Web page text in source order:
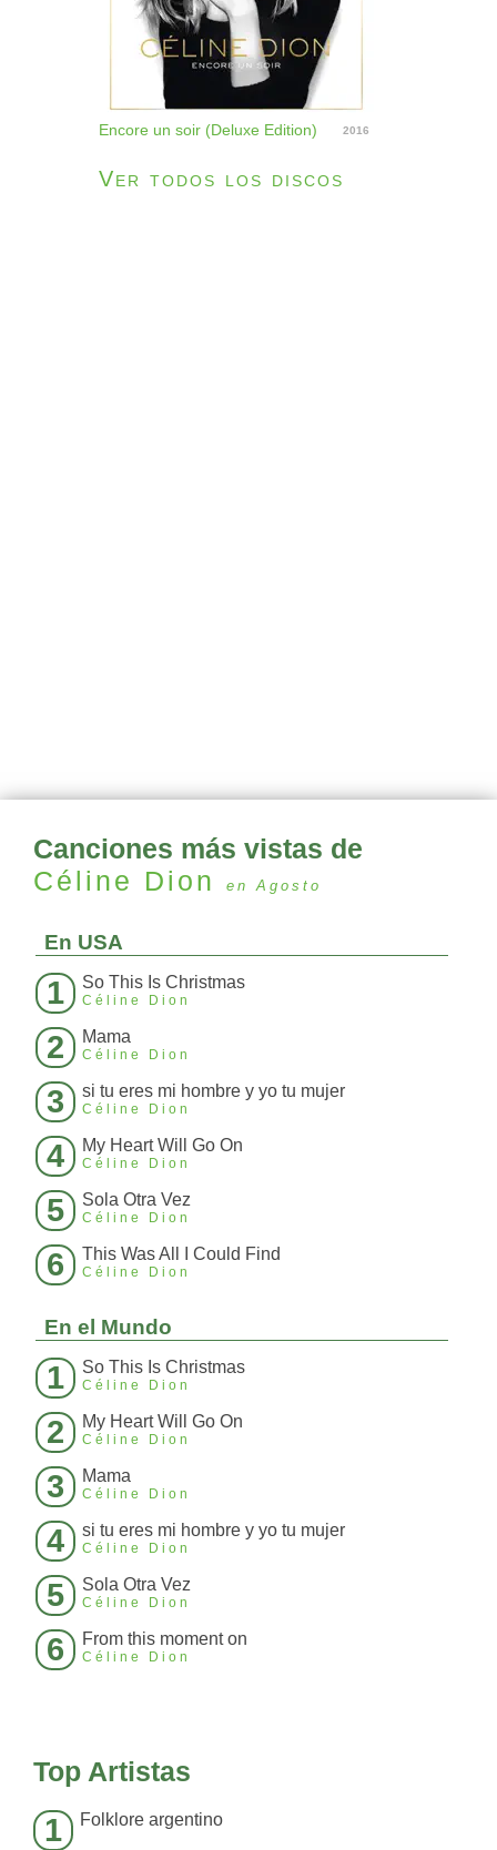
Encore un soir (Deluxe Edition) 2016
Ver todos los discos
Canciones más vistas de
Céline Dion
en Agosto
En USA
1 So This Is Christmas
Céline Dion
2 Mama
Céline Dion
3 si tu eres mi hombre y yo tu mujer
Céline Dion
4 My Heart Will Go On
Céline Dion
5 Sola Otra Vez
Céline Dion
6 This Was All I Could Find
Céline Dion
En el Mundo
1 So This Is Christmas
Céline Dion
2 My Heart Will Go On
Céline Dion
3 Mama
Céline Dion
4 si tu eres mi hombre y yo tu mujer
Céline Dion
5 Sola Otra Vez
Céline Dion
6 From this moment on
Céline Dion
Top Artistas
1 Folklore argentino